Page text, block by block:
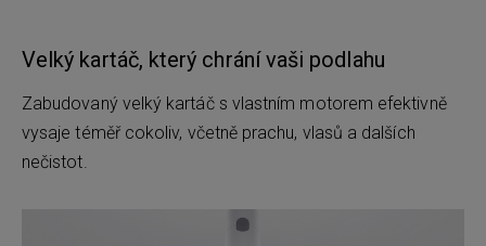
Velký kartáč, který chrání vaši podlahu
Zabudovaný velký kartáč s vlastním motorem efektivně
vysaje téměř cokoliv, včetně prachu, vlasů a dalších
nečistot.